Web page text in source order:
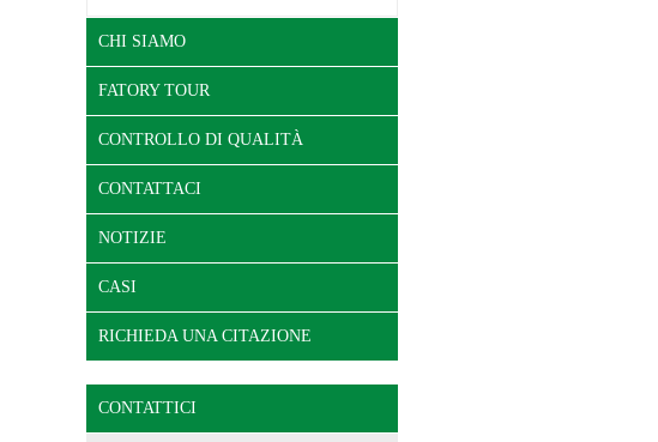
CHI SIAMO
FATORY TOUR
CONTROLLO DI QUALITÀ
CONTATTACI
NOTIZIE
CASI
RICHIEDA UNA CITAZIONE
CONTATTICI